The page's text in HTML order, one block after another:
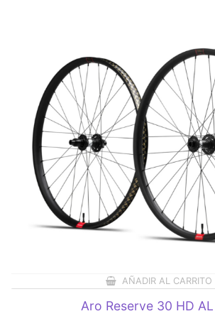
AÑADIR AL CARRITO
Aro Reserve 30 HD AL